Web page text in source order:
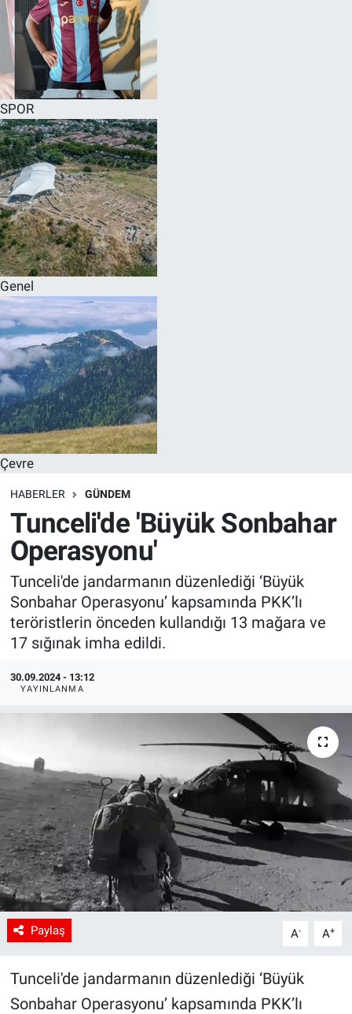
SPOR
Genel
Çevre
HABERLER GÜNDEM
Tunceli'de 'Büyük Sonbahar
Operasyonu'
Tunceli'de jandarmanın düzenlediği ‘Büyük
Sonbahar Operasyonu’ kapsamında PKK’lı
teröristlerin önceden kullandığı 13 mağara ve
17 sığınak imha edildi.
30.09.2024 - 13:12
YAYINLANMA
Paylaş A- A+
Tunceli'de jandarmanın düzenlediği ‘Büyük
Sonbahar Operasyonu’ kapsamında PKK’lı